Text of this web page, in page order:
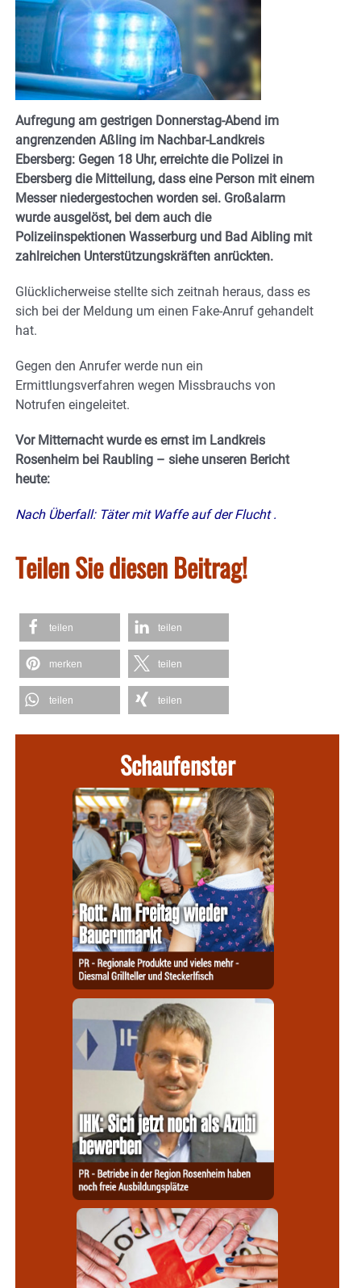
Aufregung am gestrigen Donnerstag-Abend im
angrenzenden Aßling im Nachbar-Landkreis
Ebersberg: Gegen 18 Uhr, erreichte die Polizei in
Ebersberg die Mitteilung, dass eine Person mit einem
Messer niedergestochen worden sei. Großalarm
wurde ausgelöst, bei dem auch die
Polizeiinspektionen Wasserburg und Bad Aibling mit
zahlreichen Unterstützungskräften anrückten.
Glücklicherweise stellte sich zeitnah heraus, dass es
sich bei der Meldung um einen Fake-Anruf gehandelt
hat.
Gegen den Anrufer werde nun ein
Ermittlungsverfahren wegen Missbrauchs von
Notrufen eingeleitet.
Vor Mitternacht wurde es ernst im Landkreis
Rosenheim bei Raubling – siehe unseren Bericht
heute:
Nach Überfall: Täter mit Waffe auf der Flucht.
Teilen Sie diesen Beitrag!
teilen teilen
merken teilen
teilen teilen
Schaufenster